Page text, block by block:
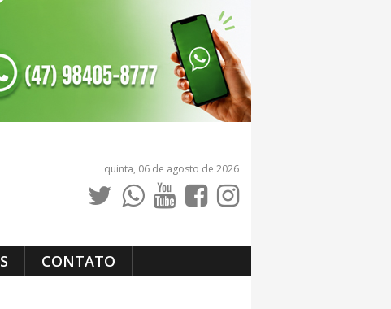
quinta, 06 de agosto de 2026
CONTATO